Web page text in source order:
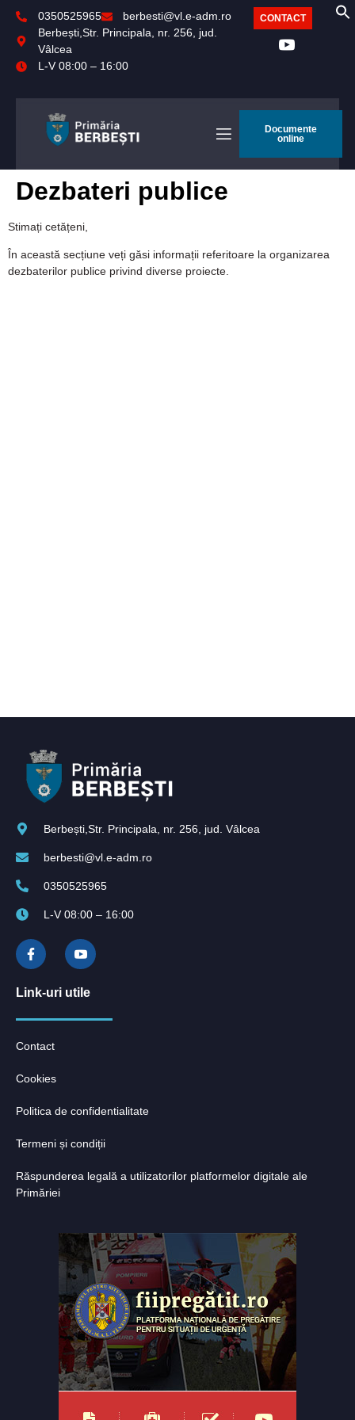
0350525965
berbesti@vl.e-adm.ro
Berbești,Str. Principala, nr. 256, jud.
Vâlcea
L-V 08:00 – 16:00
CONTACT
Documente
online
Dezbateri publice
Stimați cetățeni,
În această secțiune veți găsi informații referitoare la organizarea
dezbaterilor publice privind diverse proiecte.
Berbești,Str. Principala, nr. 256, jud. Vâlcea
berbesti@vl.e-adm.ro
0350525965
L-V 08:00 – 16:00
Link-uri utile
Contact
Cookies
Politica de confidentialitate
Termeni și condiții
Răspunderea legală a utilizatorilor platformelor digitale ale
Primăriei